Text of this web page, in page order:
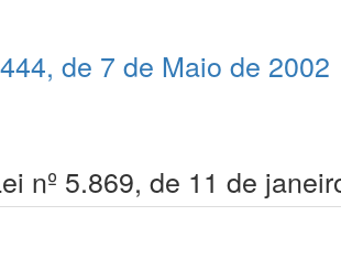
de 7 de Maio de 2002
nº 5.869, de 11 de